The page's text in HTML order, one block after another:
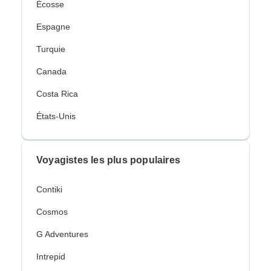
Écosse
Espagne
Turquie
Canada
Costa Rica
États-Unis
Voyagistes les plus populaires
Contiki
Cosmos
G Adventures
Intrepid